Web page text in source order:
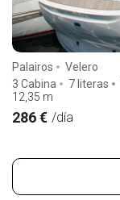
Palairos
Velero
3 Cabina
7 literas
12,35 m
286 € /día